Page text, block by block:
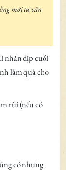
mới tư vấn
nhân dịp cuối
làm quà cho
rùi (nếu có
có nhưng